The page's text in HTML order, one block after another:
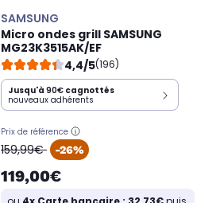
SAMSUNG
Micro ondes grill SAMSUNG
MG23K3515AK/EF
4,4/5(196)
Jusqu'à 90€ cagnottés
nouveaux adhérents
Prix de référence
oldPrice
159,99€ -26%
119,00€